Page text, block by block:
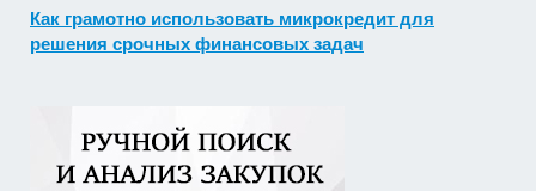
Как грамотно использовать микрокредит для
решения срочных финансовых задач